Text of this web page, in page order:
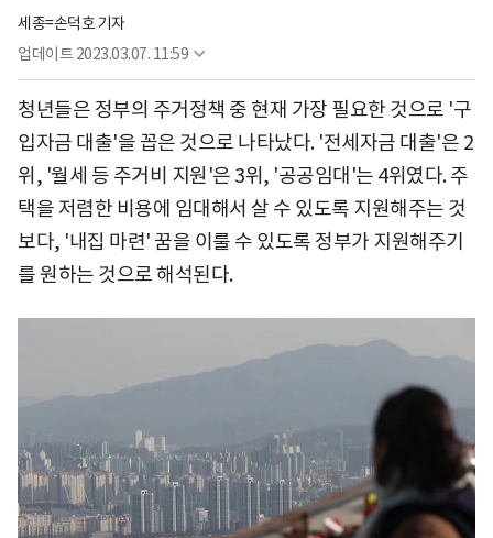
세종=손덕호 기자
업데이트 2023.03.07. 11:59
청년들은 정부의 주거정책 중 현재 가장 필요한 것으로 '구
입자금 대출'을 꼽은 것으로 나타났다. '전세자금 대출'은 2
위, '월세 등 주거비 지원'은 3위, '공공임대'는 4위였다. 주
택을 저렴한 비용에 임대해서 살 수 있도록 지원해주는 것
보다, '내집 마련' 꿈을 이룰 수 있도록 정부가 지원해주기
를 원하는 것으로 해석된다.